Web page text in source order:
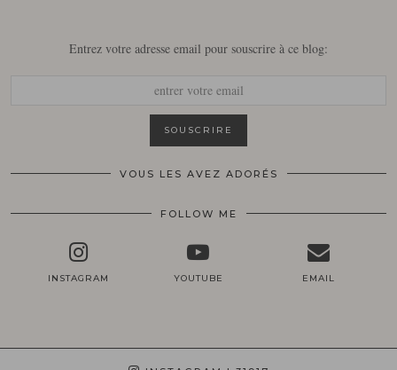
Entrez votre adresse email pour souscrire à ce blog:
VOUS LES AVEZ ADORÉS
FOLLOW ME
INSTAGRAM YOUTUBE EMAIL